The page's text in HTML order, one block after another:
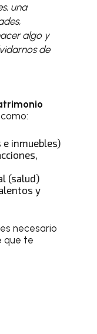
una
algo y
de
e inmuebles)
(salud)
y
necesario
que te